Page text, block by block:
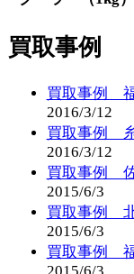
2016/3/12
買取事例 糸
買取事例 佐
2015/6/3
買取事例 北
2015/6/3
買取事例 福
2015/6/3